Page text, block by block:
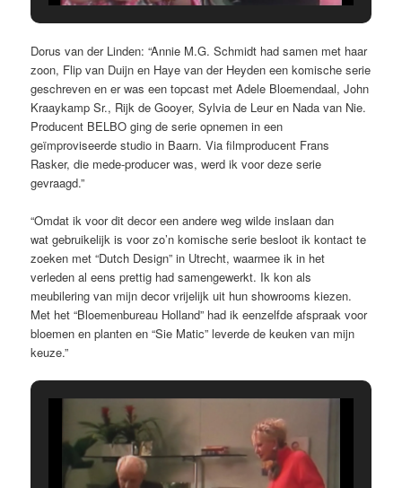
Dorus van der Linden: “Annie M.G. Schmidt had samen met haar
zoon, Flip van Duijn en Haye van der Heyden een komische serie
geschreven en er was een topcast met Adele Bloemendaal, John
Kraaykamp Sr., Rijk de Gooyer, Sylvia de Leur en Nada van Nie.
Producent BELBO ging de serie opnemen in een
geïmproviseerde studio in Baarn. Via filmproducent Frans
Rasker, die mede-producer was, werd ik voor deze serie
gevraagd.”
“Omdat ik voor dit decor een andere weg wilde inslaan dan
wat gebruikelijk is voor zo’n komische serie besloot ik kontact te
zoeken met “Dutch Design” in Utrecht, waarmee ik in het
verleden al eens prettig had samengewerkt. Ik kon als
meubilering van mijn decor vrijelijk uit hun showrooms kiezen.
Met het “Bloemenbureau Holland” had ik eenzelfde afspraak voor
bloemen en planten en “Sie Matic” leverde de keuken van mijn
keuze.”